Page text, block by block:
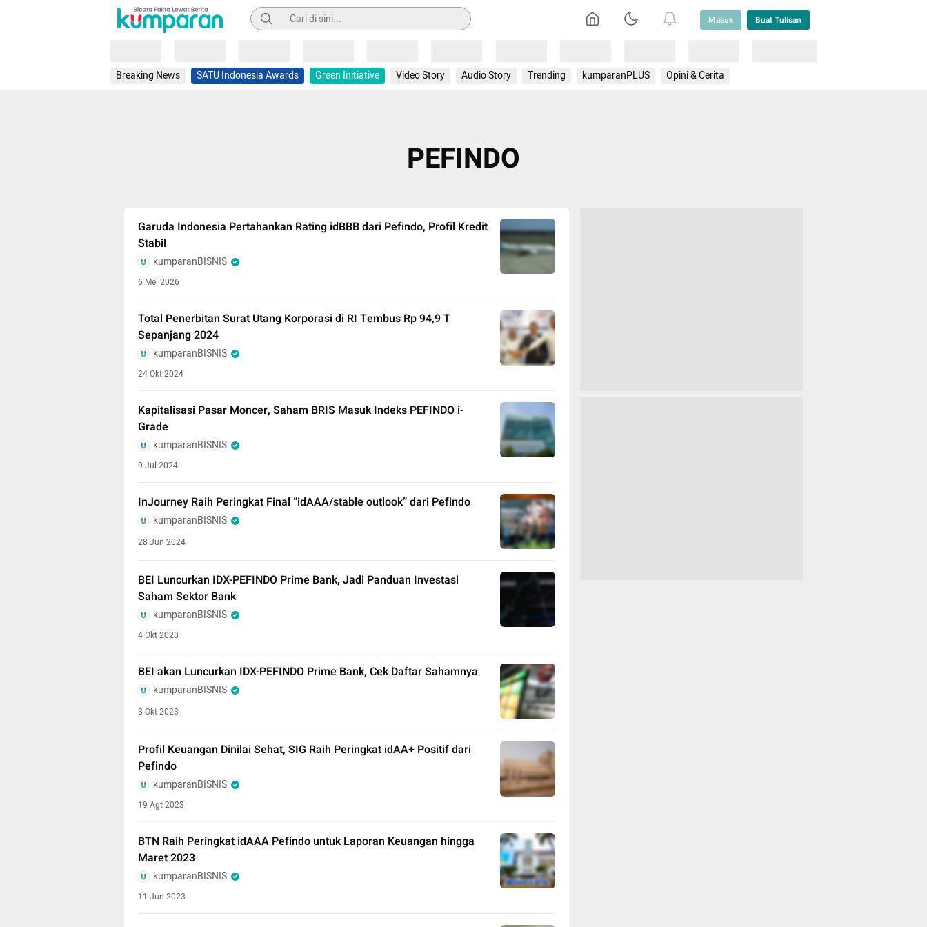
Pencarian Masuk Buat Tulisan
Breaking News SATU Indonesia Awards Green Initiative Video Story Audio Story Trending kumparanPLUS Opini & Cerita
PEFINDO
Garuda Indonesia Pertahankan Rating idBBB dari Pefindo, Profil Kredit
Stabil
kumparanBISNIS
6 Mei 2026
Total Penerbitan Surat Utang Korporasi di RI Tembus Rp 94,9 T
Sepanjang 2024
kumparanBISNIS
24 Okt 2024
Kapitalisasi Pasar Moncer, Saham BRIS Masuk Indeks PEFINDO i-
Grade
kumparanBISNIS
9 Jul 2024
InJourney Raih Peringkat Final “idAAA/stable outlook” dari Pefindo
kumparanBISNIS
28 Jun 2024
BEI Luncurkan IDX-PEFINDO Prime Bank, Jadi Panduan Investasi
Saham Sektor Bank
kumparanBISNIS
4 Okt 2023
BEI akan Luncurkan IDX-PEFINDO Prime Bank, Cek Daftar Sahamnya
kumparanBISNIS
3 Okt 2023
Profil Keuangan Dinilai Sehat, SIG Raih Peringkat idAA+ Positif dari
Pefindo
kumparanBISNIS
19 Agt 2023
BTN Raih Peringkat idAAA Pefindo untuk Laporan Keuangan hingga
Maret 2023
kumparanBISNIS
11 Jun 2023